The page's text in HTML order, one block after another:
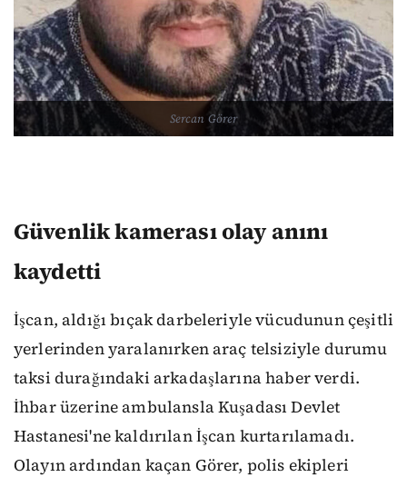
Sercan Görer
Güvenlik kamerası olay anını
kaydetti
İşcan, aldığı bıçak darbeleriyle vücudunun çeşitli
yerlerinden yaralanırken araç telsiziyle durumu
taksi durağındaki arkadaşlarına haber verdi.
İhbar üzerine ambulansla Kuşadası Devlet
Hastanesi'ne kaldırılan İşcan kurtarılamadı.
Olayın ardından kaçan Görer, polis ekipleri